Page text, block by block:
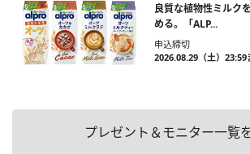
良質な植物性ミルク
める。「ALP...
申込締切
2026.08.29（土）23:59
プレゼント＆モニター一覧